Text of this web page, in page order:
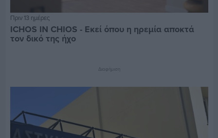
Πριν 13 ημέρες
ICHOS IN CHIOS - Εκεί όπου η ηρεμία αποκτά
τον δικό της ήχο
Διαφήμιση